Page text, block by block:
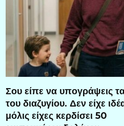
Σου είπε να υπογράψεις
του διαζυγίου. Δεν είχε
μόλις είχες κερδίσει 50